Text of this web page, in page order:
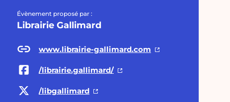
Évènement proposé par :
Librairie Gallimard
www.librairie-gallimard.com
/librairie.gallimard/
/libgallimard